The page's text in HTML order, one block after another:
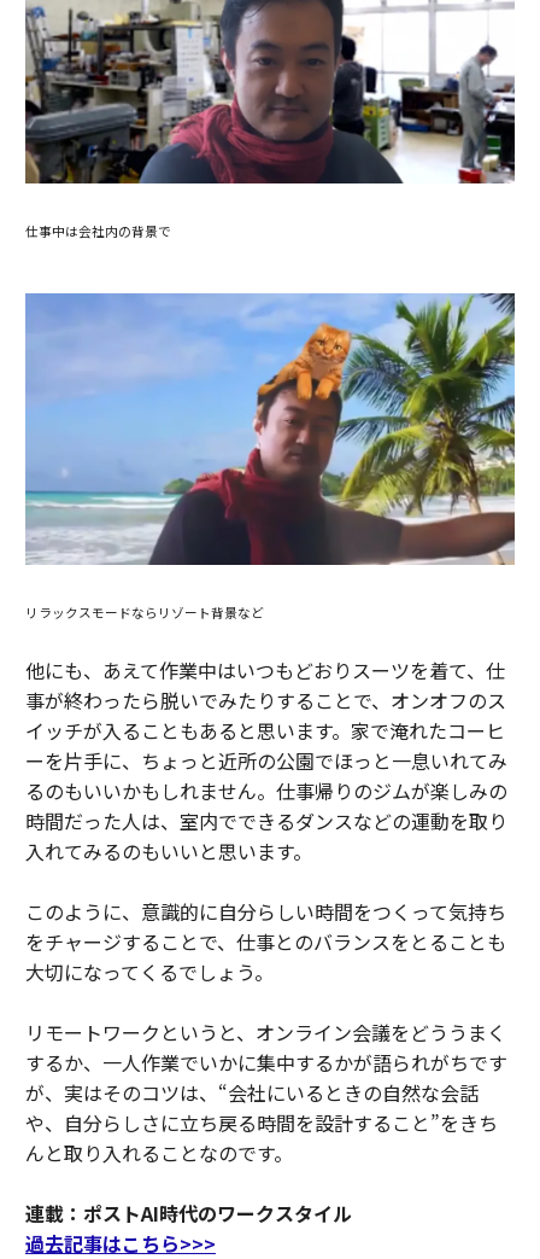
仕事中は会社内の背景で
リラックスモードならリゾート背景など
他にも、あえて作業中はいつもどおりスーツを着て、仕
事が終わったら脱いでみたりすることで、オンオフのス
イッチが入ることもあると思います。家で淹れたコーヒ
ーを片手に、ちょっと近所の公園でほっと一息いれてみ
るのもいいかもしれません。仕事帰りのジムが楽しみの
時間だった人は、室内でできるダンスなどの運動を取り
入れてみるのもいいと思います。
このように、意識的に自分らしい時間をつくって気持ち
をチャージすることで、仕事とのバランスをとることも
大切になってくるでしょう。
リモートワークというと、オンライン会議をどううまく
するか、一人作業でいかに集中するかが語られがちです
が、実はそのコツは、“会社にいるときの自然な会話
や、自分らしさに立ち戻る時間を設計すること”をきち
んと取り入れることなのです。
連載：ポストAI時代のワークスタイル
過去記事はこちら>>>